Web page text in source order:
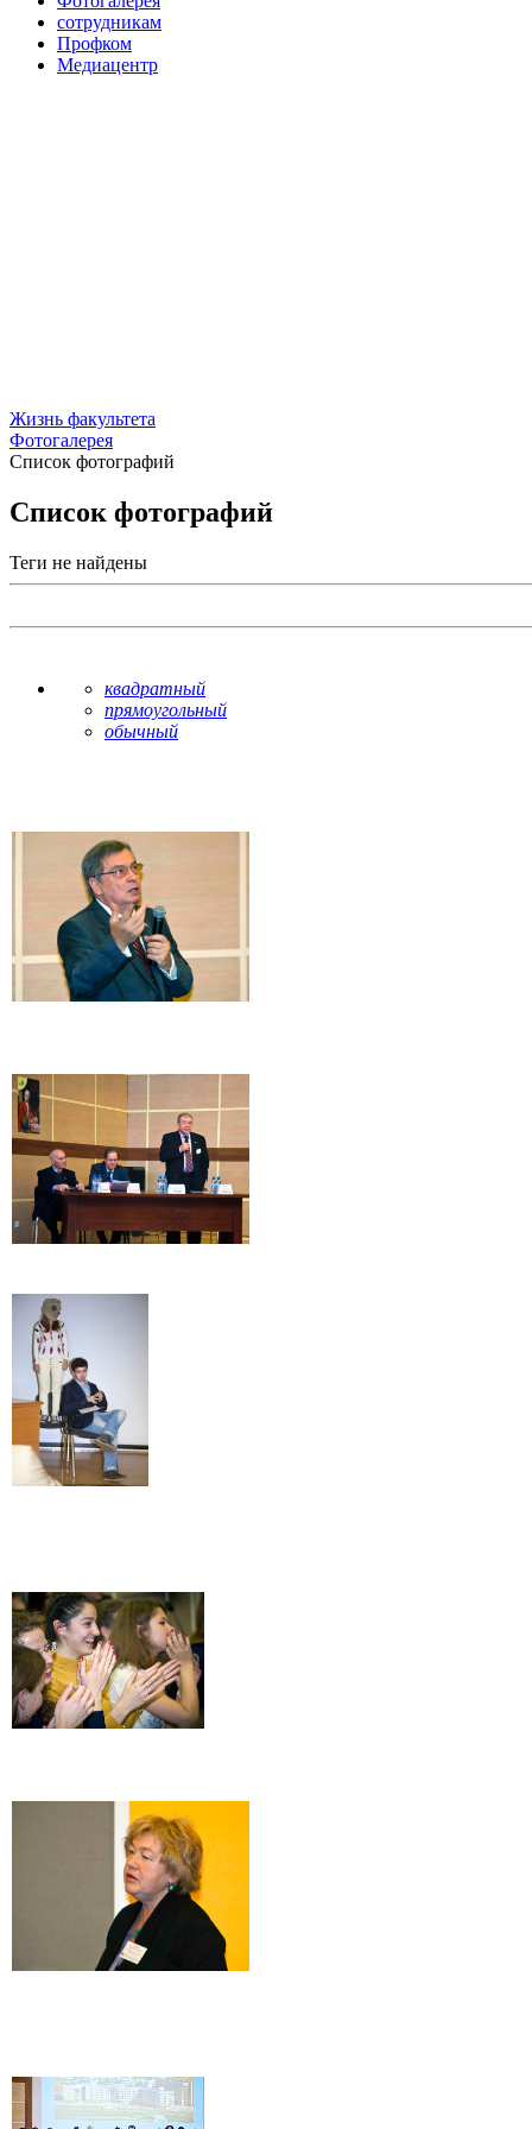
сотрудникам
Профком
Медиацентр
Жизнь факультета
Фотогалерея
Список фотографий
Список фотографий
Теги не найдены
квадратный
прямоугольный
обычный